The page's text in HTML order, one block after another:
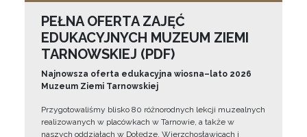
PEŁNA OFERTA ZAJĘĆ
EDUKACYJNYCH MUZEUM ZIEMI
TARNOWSKIEJ (PDF)
Najnowsza oferta edukacyjna wiosna–lato 2026
Muzeum Ziemi Tarnowskiej
Przygotowaliśmy blisko 80 różnorodnych lekcji muzealnych
realizowanych w placówkach w Tarnowie, a także w
naszych oddziałach w Dołędze, Wierzchosławicach i